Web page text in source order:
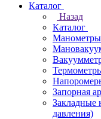
Каталог
Назад
Каталог
Запорная
Закладные
давления)